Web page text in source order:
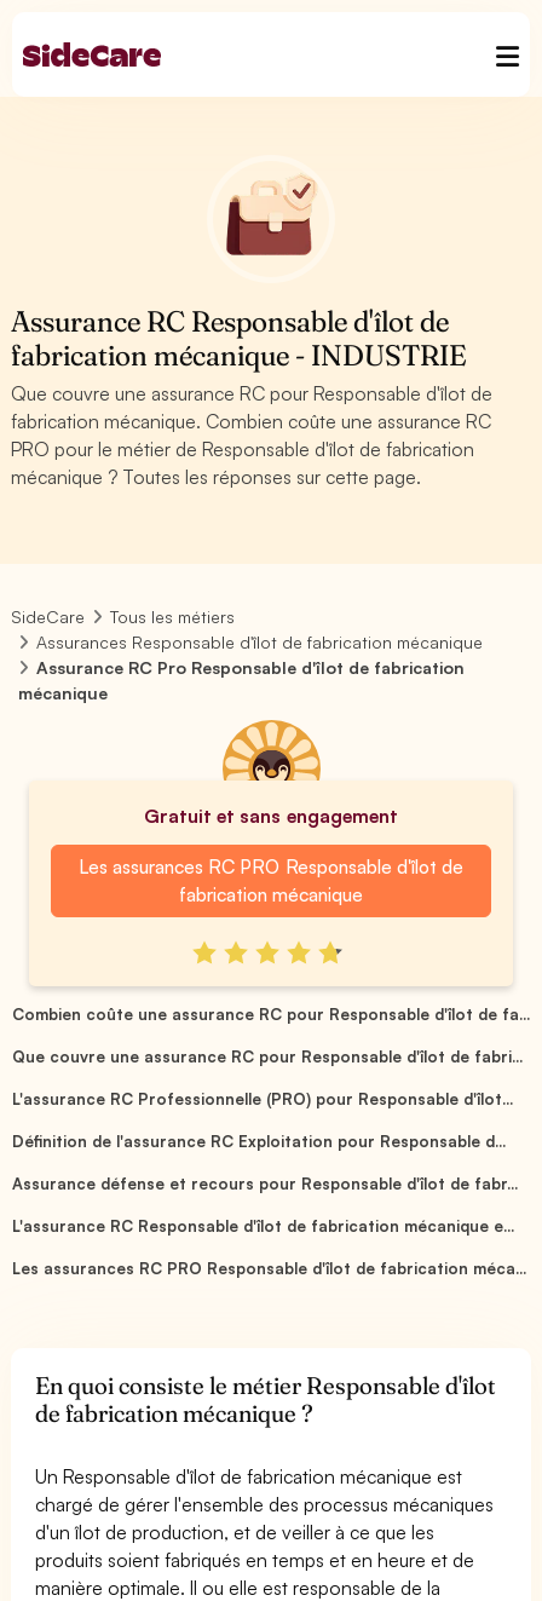
Assurance RC Responsable d'îlot de
fabrication mécanique - INDUSTRIE
Que couvre une assurance RC pour Responsable d'îlot de
fabrication mécanique. Combien coûte une assurance RC
PRO pour le métier de Responsable d'îlot de fabrication
mécanique ? Toutes les réponses sur cette page.
SideCare
Tous les métiers
Assurances Responsable d'îlot de fabrication mécanique
Assurance RC Pro Responsable d'îlot de fabrication
mécanique
Gratuit et sans engagement
Les assurances RC PRO Responsable d'îlot de
fabrication mécanique
Combien coûte une assurance RC pour Responsable d'îlot de fa...
Que couvre une assurance RC pour Responsable d'îlot de fabri...
L'assurance RC Professionnelle (PRO) pour Responsable d'îlot...
Définition de l'assurance RC Exploitation pour Responsable d...
Assurance défense et recours pour Responsable d'îlot de fabr...
L'assurance RC Responsable d'îlot de fabrication mécanique e...
Les assurances RC PRO Responsable d'îlot de fabrication méca...
En quoi consiste le métier Responsable d'îlot
de fabrication mécanique ?
Un Responsable d'îlot de fabrication mécanique est
chargé de gérer l'ensemble des processus mécaniques
d'un îlot de production, et de veiller à ce que les
produits soient fabriqués en temps et en heure et de
manière optimale. Il ou elle est responsable de la